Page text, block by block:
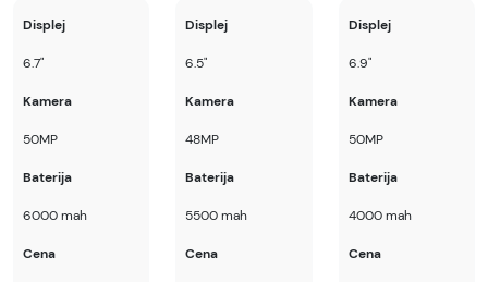
Displej
6.7"
Kamera
50MP
Baterija
6000 mah
Cena
Displej
6.5"
Kamera
48MP
Baterija
5500 mah
Cena
Displej
6.9"
Kamera
50MP
Baterija
4000 mah
Cena